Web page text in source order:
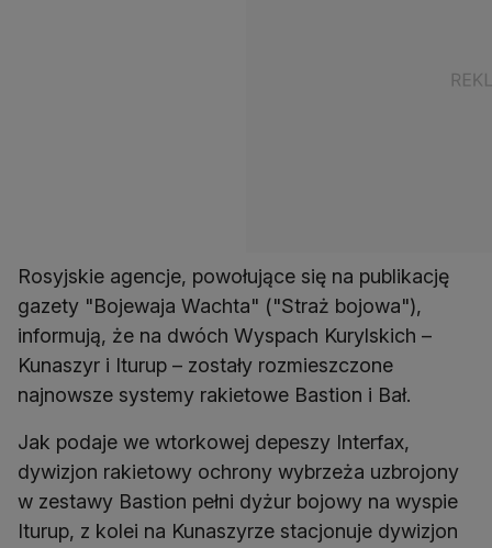
Rosyjskie agencje, powołujące się na publikację
gazety "Bojewaja Wachta" ("Straż bojowa"),
informują, że na dwóch Wyspach Kurylskich –
Kunaszyr i Iturup – zostały rozmieszczone
najnowsze systemy rakietowe Bastion i Bał.
Jak podaje we wtorkowej depeszy Interfax,
dywizjon rakietowy ochrony wybrzeża uzbrojony
w zestawy Bastion pełni dyżur bojowy na wyspie
Iturup, z kolei na Kunaszyrze stacjonuje dywizjon